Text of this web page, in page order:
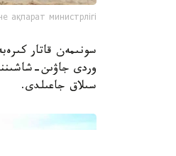
министрлігі
سونىمەن قاتار
وردى جاۋىن-
سىلاق جاعىلدى.